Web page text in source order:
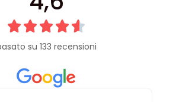
su 133 recensioni